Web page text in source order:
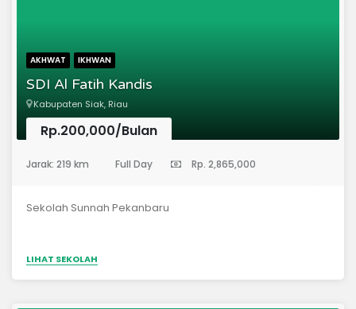
AKHWAT IKHWAN
SDI Al Fatih Kandis
Kabupaten Siak, Riau
Rp.200,000/Bulan
Jarak: 219 km Full Day Rp. 2,865,000
Sekolah Sunnah Pekanbaru
LIHAT SEKOLAH